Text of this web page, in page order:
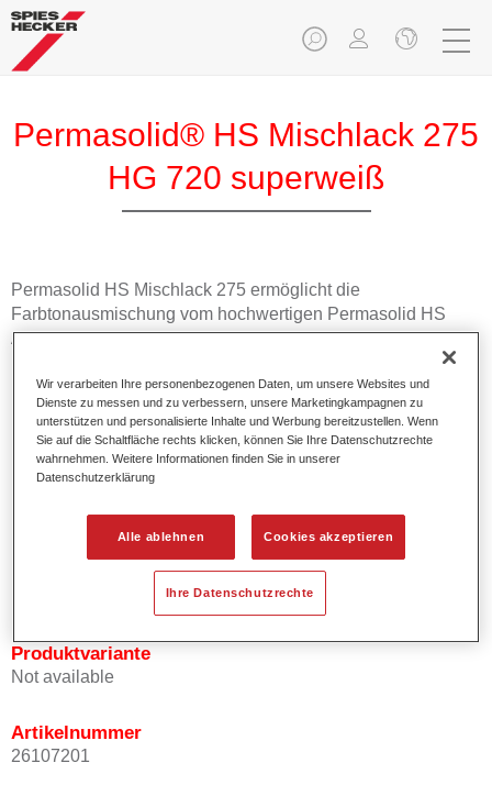
Permasolid® HS Mischlack 275
HG 720 superweiß
Permasolid HS Mischlack 275 ermöglicht die
Farbtonausmischung vom hochwertigen Permasolid HS
Autolack 275 mit allen Uni-Farbtönen für die Pkw-
Produktmerkmale
Erlaubt eine einfache und schnelle Verarbeitung in 1,5
Spritzgängen.
Ermöglicht schnelle Trocknungszeiten.
Bietet ein hohes Deckvermögen.
Besitzt einen exzellenten Decklackstand.
Entspricht den VOC Anforderungen.
Alle Farbtöne sind bleifrei.
Produktvariante
Not available
Artikelnummer
26107201
Wir verarbeiten Ihre personenbezogenen Daten, um unsere Websites und
Dienste zu messen und zu verbessern, unsere Marketingkampagnen zu
unterstützen und personalisierte Inhalte und Werbung bereitzustellen. Wenn
Sie auf die Schaltfläche rechts klicken, können Sie Ihre Datenschutzrechte
wahrnehmen. Weitere Informationen finden Sie in unserer
Datenschutzerklärung
Alle ablehnen Cookies akzeptieren
Ihre Datenschutzrechte